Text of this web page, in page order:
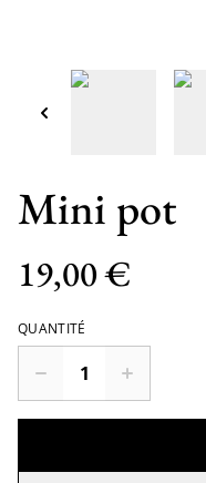
Mini pot
19,00 €
QUANTITÉ